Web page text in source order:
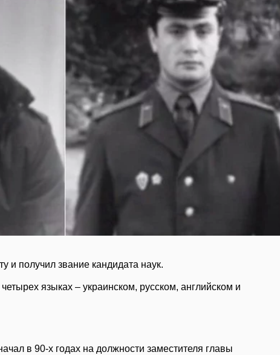
и получил звание кандидата наук.
языках – украинском, русском, английском и
в 90-х годах на должности заместителя главы